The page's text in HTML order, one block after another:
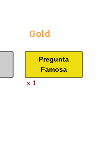
Gold
Pregunta
Famosa
x 1